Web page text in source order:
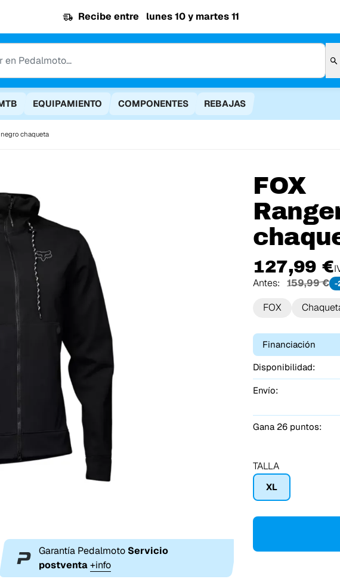
Recibe entre lunes 10 y martes 11
EQUIPAMIENTO COMPONENTES REBAJAS
chaqueta
FOX
127,99 €
Antes:
159,99 € -
FOX
Financiación
Disponibilidad:
Envío:
Gana 26 puntos:
TALLA
XL
Garantía Pedalmoto Servicio
postventa +info